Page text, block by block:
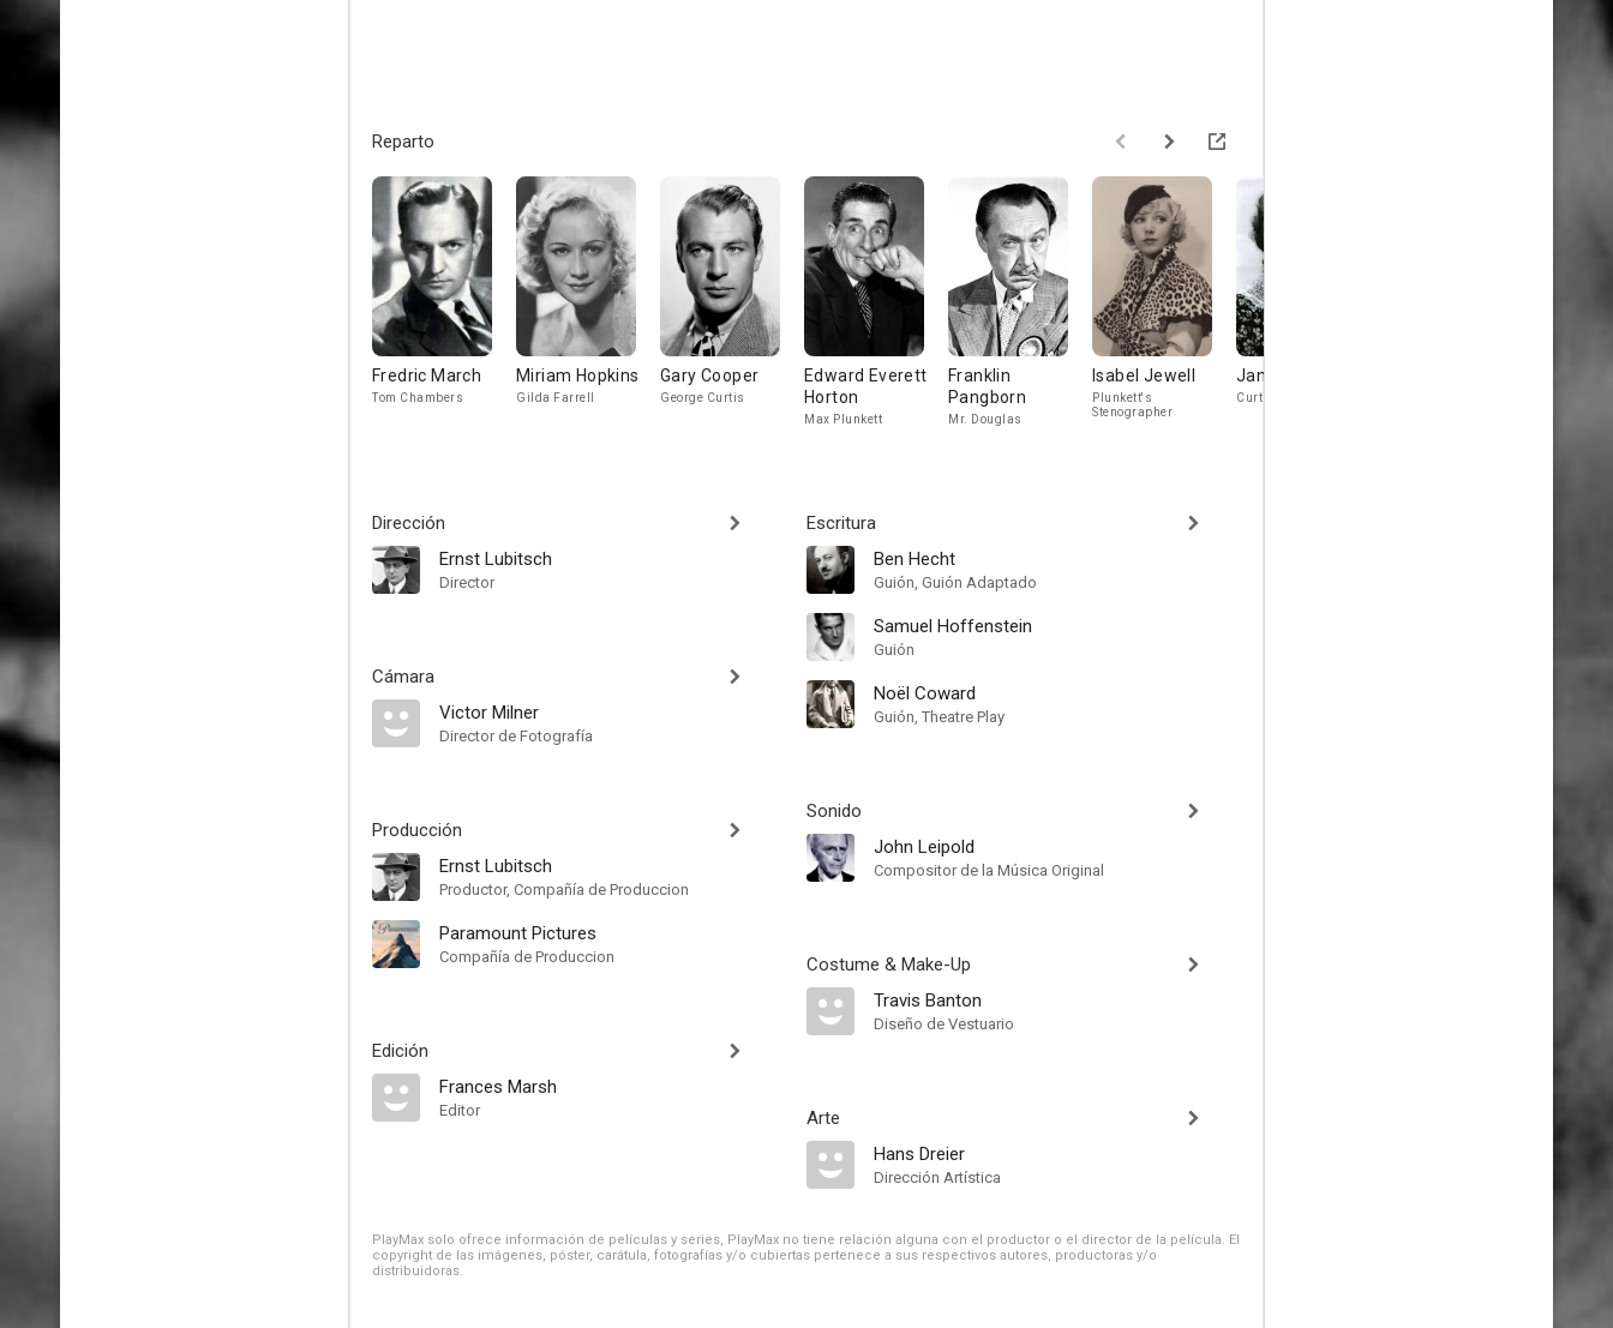
Reparto
Fredric March
Tom Chambers
Miriam Hopkins
Gilda Farrell
Gary Cooper
George Curtis
Edward Everett
Horton
Max Plunkett
Franklin
Pangborn
Mr. Douglas
Isabel Jewell
Plunkett's
Stenographer
Jane Darwell
Curtis' Housekeeper
Dirección
Ernst Lubitsch
Director
Cámara
Victor Milner
Director de Fotografía
Producción
Ernst Lubitsch
Productor, Compañía de Produccion
Paramount Pictures
Compañía de Produccion
Edición
Frances Marsh
Editor
Escritura
Ben Hecht
Guión, Guión Adaptado
Samuel Hoffenstein
Guión
Noël Coward
Guión, Theatre Play
Sonido
John Leipold
Compositor de la Música Original
Costume & Make-Up
Travis Banton
Diseño de Vestuario
Arte
Hans Dreier
Dirección Artística
PlayMax solo ofrece información de películas y series, PlayMax no tiene relación alguna con el productor o el director de la película. El
copyright de las imágenes, póster, carátula, fotografías y/o cubiertas pertenece a sus respectivos autores, productoras y/o
distribuidoras.